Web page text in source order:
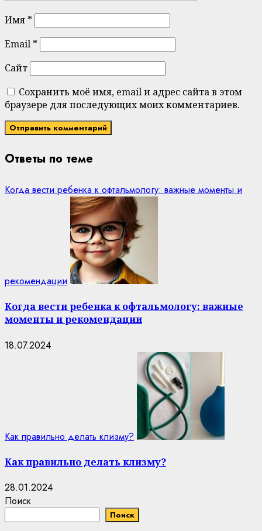
Имя *
Email *
Сайт
Сохранить моё имя, email и адрес сайта в этом
браузере для последующих моих комментариев.
Ответы по теме
Когда вести ребенка к офтальмологу: важные моменты и
рекомендации
Когда вести ребенка к офтальмологу: важные
моменты и рекомендации
18.07.2024
Как правильно делать клизму?
Как правильно делать клизму?
28.01.2024
Поиск
Поиск